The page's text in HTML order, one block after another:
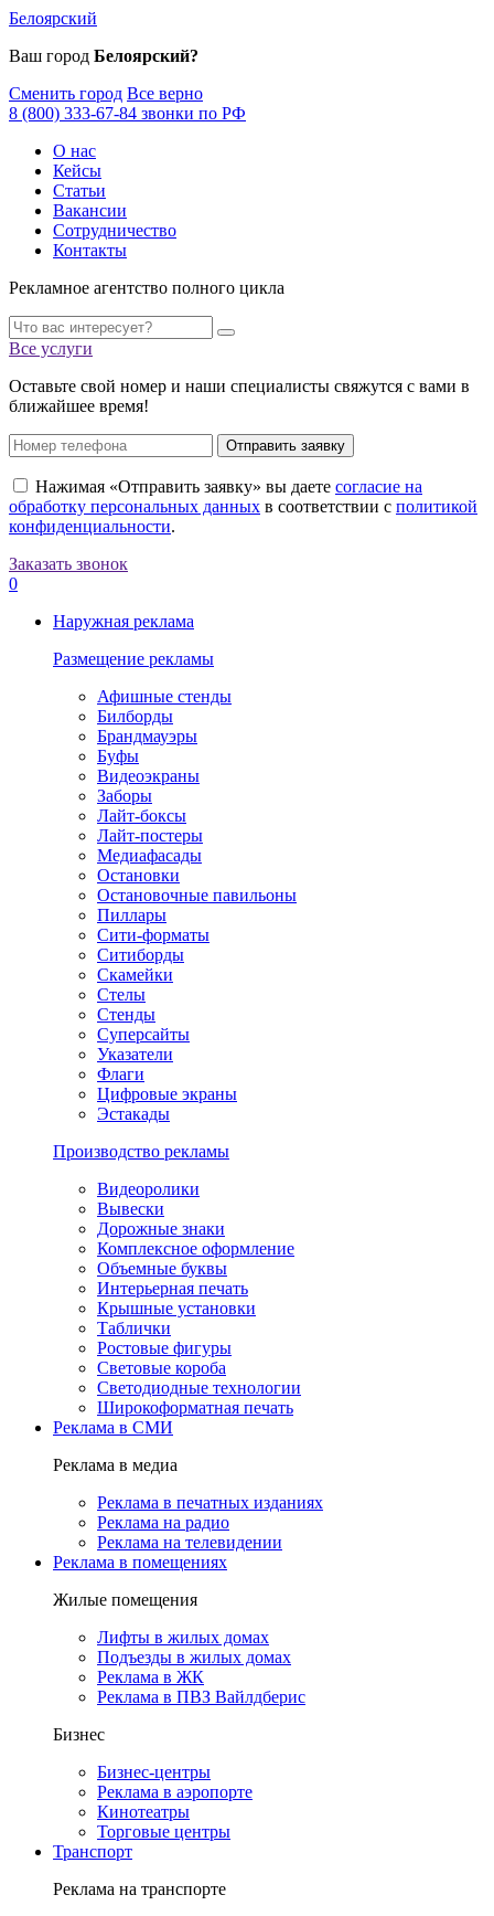
Белоярский
Ваш город Белоярский?
Сменить город Все верно
8 (800) 333-67-84 звонки по РФ
О нас
Кейсы
Статьи
Вакансии
Сотрудничество
Контакты
Рекламное агентство полного цикла
Все услуги
Оставьте свой номер и наши специалисты свяжутся с вами в
ближайшее время!
Отправить заявку
Нажимая «Отправить заявку» вы даете согласие на
обработку персональных данных в соответствии с политикой
конфиденциальности.
Заказать звонок
0
Наружная реклама
Размещение рекламы
Афишные стенды
Билборды
Брандмауэры
Буфы
Видеоэкраны
Заборы
Лайт-боксы
Лайт-постеры
Медиафасады
Остановки
Остановочные павильоны
Пиллары
Сити-форматы
Ситиборды
Скамейки
Стелы
Стенды
Суперсайты
Указатели
Флаги
Цифровые экраны
Эстакады
Производство рекламы
Видеоролики
Вывески
Дорожные знаки
Комплексное оформление
Объемные буквы
Интерьерная печать
Крышные установки
Таблички
Ростовые фигуры
Световые короба
Светодиодные технологии
Широкоформатная печать
Реклама в СМИ
Реклама в медиа
Реклама в печатных изданиях
Реклама на радио
Реклама на телевидении
Реклама в помещениях
Жилые помещения
Лифты в жилых домах
Подъезды в жилых домах
Реклама в ЖК
Реклама в ПВЗ Вайлдберис
Бизнес
Бизнес-центры
Реклама в аэропорте
Кинотеатры
Торговые центры
Транспорт
Реклама на транспорте